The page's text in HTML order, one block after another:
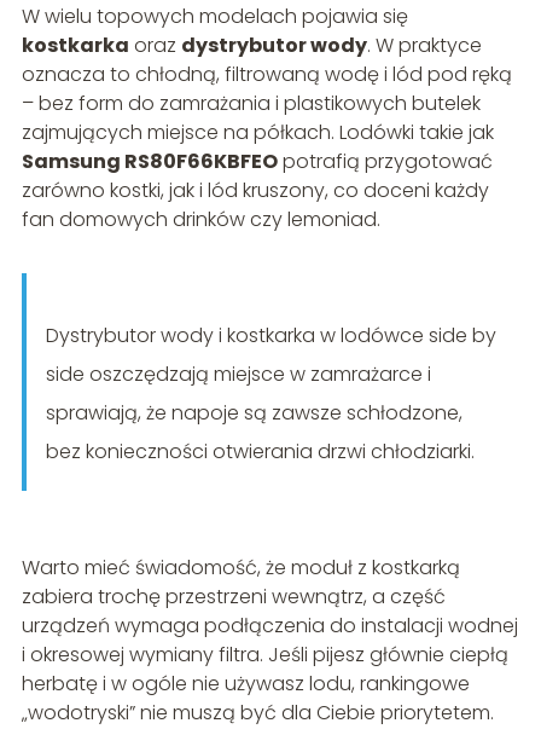
W wielu topowych modelach pojawia się
kostkarka oraz dystrybutor wody. W praktyce
oznacza to chłodną, filtrowaną wodę i lód pod ręką
– bez form do zamrażania i plastikowych butelek
zajmujących miejsce na półkach. Lodówki takie jak
Samsung RS80F66KBFEOpotrafią przygotować
zarówno kostki, jak i lód kruszony, co doceni każdy
fan domowych drinków czy lemoniad.
Dystrybutor wody i kostkarka w lodówce side by
side oszczędzają miejsce w zamrażarce i
sprawiają, że napoje są zawsze schłodzone,
bez konieczności otwierania drzwi chłodziarki.
Warto mieć świadomość, że moduł z kostkarką
zabiera trochę przestrzeni wewnątrz, a część
urządzeń wymaga podłączenia do instalacji wodnej
i okresowej wymiany filtra. Jeśli pijesz głównie ciepłą
herbatę i w ogóle nie używasz lodu, rankingowe
„wodotryski” nie muszą być dla Ciebie priorytetem.